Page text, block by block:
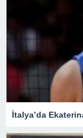
İtalya’da